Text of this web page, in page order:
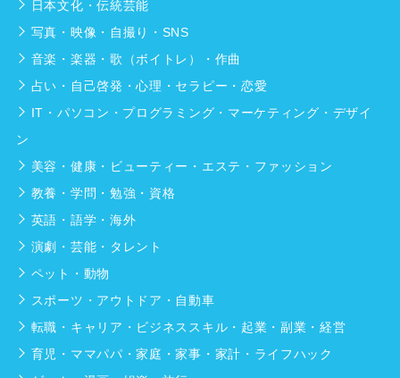
日本文化・伝統芸能
写真・映像・自撮り・SNS
音楽・楽器・歌（ボイトレ）・作曲
占い・自己啓発・心理・セラピー・恋愛
IT・パソコン・プログラミング・マーケティング・デザイ
ン
美容・健康・ビューティー・エステ・ファッション
教養・学問・勉強・資格
英語・語学・海外
演劇・芸能・タレント
ペット・動物
スポーツ・アウトドア・自動車
転職・キャリア・ビジネススキル・起業・副業・経営
育児・ママパパ・家庭・家事・家計・ライフハック